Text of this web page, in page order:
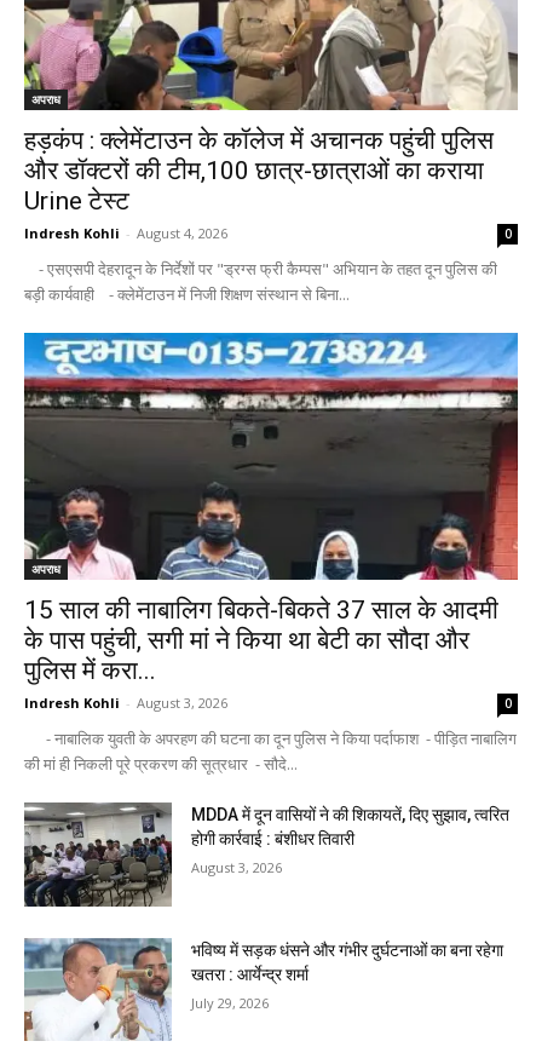
अपराध
हड़कंप : क्लेमेंटाउन के कॉलेज में अचानक पहुंची पुलिस
और डॉक्टरों की टीम,100 छात्र-छात्राओं का कराया
Urine टेस्ट
Indresh Kohli - August 4, 2026 0
- एसएसपी देहरादून के निर्देशों पर "ड्रग्स फ्री कैम्पस" अभियान के तहत दून पुलिस की
बड़ी कार्यवाही - क्लेमेंटाउन में निजी शिक्षण संस्थान से बिना...
अपराध
15 साल की नाबालिग बिकते-बिकते 37 साल के आदमी
के पास पहुंची, सगी मां ने किया था बेटी का सौदा और
पुलिस में करा...
Indresh Kohli - August 3, 2026 0
- नाबालिक युवती के अपरहण की घटना का दून पुलिस ने किया पर्दाफाश - पीड़ित नाबालिग
की मां ही निकली पूरे प्रकरण की सूत्रधार - सौदे...
MDDA में दून वासियों ने की शिकायतें, दिए सुझाव, त्वरित
होगी कार्रवाई : बंशीधर तिवारी
August 3, 2026
भविष्य में सड़क धंसने और गंभीर दुर्घटनाओं का बना रहेगा
खतरा : आर्येन्द्र शर्मा
July 29, 2026